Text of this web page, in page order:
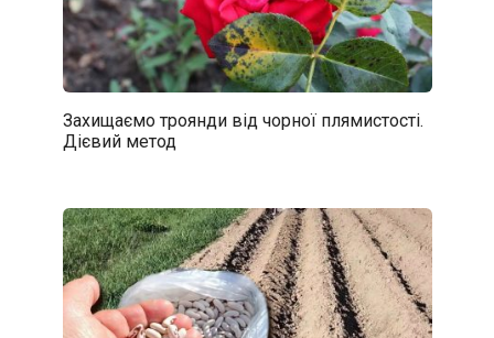
Захищаємо троянди від чорної плямистості.
Дієвий метод